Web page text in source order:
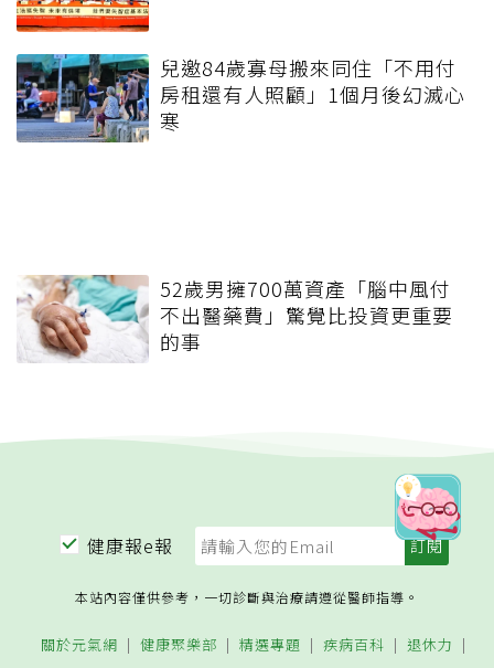
兒邀84歲寡母搬來同住「不用付
房租還有人照顧」1個月後幻滅心
寒
52歲男擁700萬資產「腦中風付
不出醫藥費」驚覺比投資更重要
的事
健康報e報
本站內容僅供參考，一切診斷與治療請遵從醫師指導。
關於元氣網 健康聚樂部 精選專題 疾病百科 退休力